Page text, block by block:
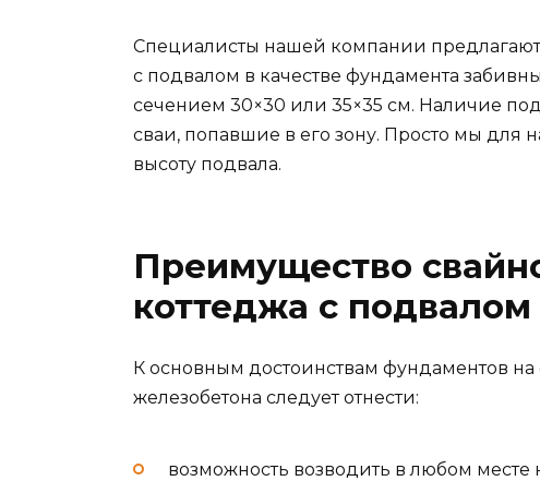
Специалисты нашей компании предлагают
с подвалом в качестве фундамента
сечением 30×30 или 35×35 см. Наличие
сваи, попавшие в его зону. Просто мы для
высоту подвала.
Преимущество
коттеджа с подвалом
К основным достоинствам фундаментов
железобетона следует отнести:
возможность возводить в любом месте